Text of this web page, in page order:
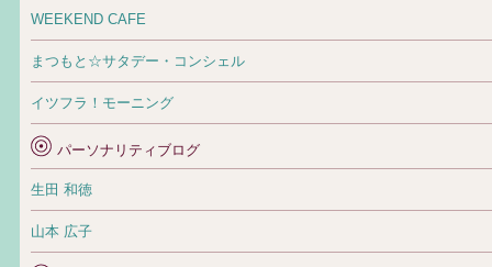
WEEKEND CAFE
まつもと☆サタデー・コンシェル
イツフラ！モーニング
パーソナリティブログ
生田 和徳
山本 広子